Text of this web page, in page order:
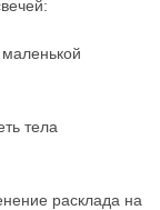
тела
расклада на